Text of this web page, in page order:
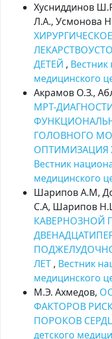
Хусниддинов
Л.А., Усмонова
ДЕТЕЙ , Вестник
медицинского
Акрамов О.З.,
МРТ-
ГОЛОВНОГО
ОПТИМИЗАЦИЯ
Вестник
медицинского
Шарипов А.М,
С.А, Шарипов
КАВЕРНОЗНОЙ
ЛЕТ , Вестник
медицинского
М.Э. Ахмедов,
ФАКТОРОВ
ПОРОКОВ
детского